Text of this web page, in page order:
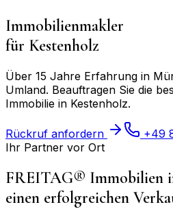
Immobilienmakler
für Kestenholz
Über 15 Jahre Erfahrung in
Umland. Beauftragen Sie die
Immobilie in Kestenholz.
Rückruf anfordern
+49
Ihr Partner vor Ort
FREITAG® Immobilien
einen erfolgreichen